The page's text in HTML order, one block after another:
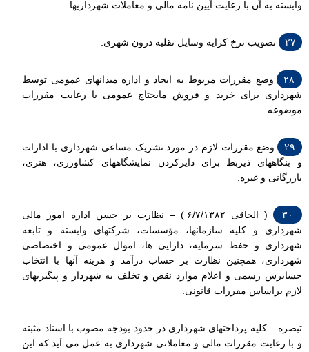
وابسته به آن با رعایت آیین نامه مالی و معاملات شهرداریها.
تصویب نرخ کرایه وسایل نقلیه درون شهری.
وضع مقررات مربوط به ایجاد و اداره میدانهای عمومی توسط
شهرداری برای خرید و فروش مایحتاج عمومی با رعایت مقررات
موضوعه.
وضع مقررات لازم در مورد تشریک مساعی شهرداری با ادارات
و بنگاههای ذیربط برای دایرکردن نمایشگاههای کشاورزی، هنری،
بازرگانی و غیره.
( الحاقی ۶/۷/۱۳۸۲ ) – نظارت بر حسن اداره امور مالی
شهرداری و کلیه سازمانها، مؤسسات، شرکتهای وابسته و تابعه
شهرداری و حفظ سرمایه، دارایی ها، اموال عمومی و اختصاصی
شهرداری، همچنین نظارت بر حساب درآمد و هزینه آنها با انتخاب
حسابرس رسمی و اعلام موارد نقض و تخلف به شهردار و پیگیریهای
لازم براساس مقررات قانونی.
تبصره – کلیه پرداختهای شهرداری در حدود بودجه مصوب با اسناد مثبته
و با رعایت مقررات مالی و معاملاتی شهرداری به عمل می آید که این